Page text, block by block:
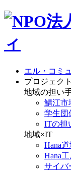
エル・コミ
プロジェク
地域の担い
鯖江市
学生団
ITの担
地域×IT
Hana
Hana
サイバ